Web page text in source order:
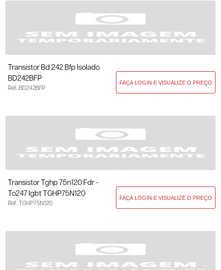
Transistor Bd 242 Bfp Isolado
BD242BFP
Ref: BD242BFP
Transistor Tghp 75n120 Fdr -
To247 Igbt TGHP75N120
Ref: TGHP75N120